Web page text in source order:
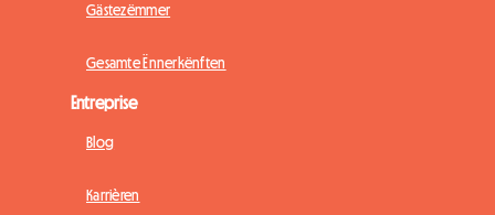
Gästezëmmer
Gesamte Ënnerkënften
Entreprise
Blog
Karrièren